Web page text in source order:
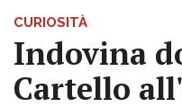
CURIOSITÀ
Indovina
Cartello